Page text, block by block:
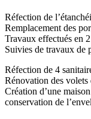
Réfection de
Remplacement des
Travaux effectués en
Suivies de travaux de
Réfection de 4
Rénovation des volets
Création d’une
conservation de